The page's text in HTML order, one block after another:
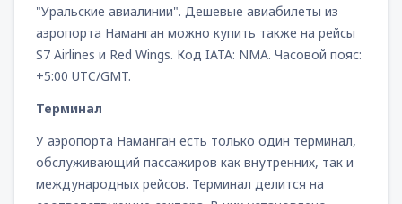
"Уральские авиалинии". Дешевые авиабилеты из
аэропорта Наманган можно купить также на рейсы
S7 Airlines и Red Wings. Код IATA: NMA. Часовой пояс:
+5:00 UTC/GMT.
Терминал
У аэропорта Наманган есть только один терминал,
обслуживающий пассажиров как внутренних, так и
международных рейсов. Терминал делится на